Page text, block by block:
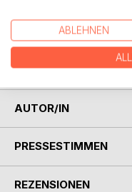
Schattenelfen leben
Nubgar begleiten sie
sie sich einem Gegner
ebenbürtig ist.
AUTOR/IN
PRESSESTIMMEN
REZENSIONEN
ABLEHNEN